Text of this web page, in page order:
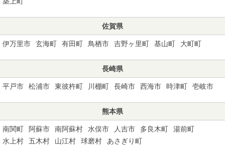
佐賀県
伊万里市 玄海町 有田町 鳥栖市 吉野ヶ里町 基山町 大町町
長崎県
平戸市 松浦市 東彼杵町 川棚町 長崎市 西海市 時津町 壱岐市
熊本県
南関町 阿蘇市 南阿蘇村 水俣市 人吉市 多良木町
湯前町
水上村
五木村 山江村 球磨村 あさぎり町